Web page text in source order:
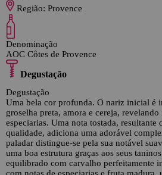
Região: Provence
Denominação
AOC Côtes de Provence
Degustação
Degustação
Uma bela cor profunda. O nariz inicial é
groselha preta, amora e cereja, revelando
especiarias. Uma nota tostada, resultante
qualidade, adiciona uma adorável
paladar distingue-se pela sua notável
uma boa estrutura graças aos seus
equilibrado com carvalho perfeitamente
com notas de especiarias e fruta